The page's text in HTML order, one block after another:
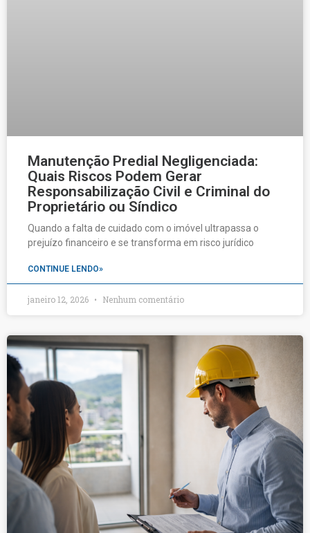
Manutenção Predial Negligenciada:
Quais Riscos Podem Gerar
Responsabilização Civil e Criminal do
Proprietário ou Síndico
Quando a falta de cuidado com o imóvel ultrapassa o
prejuízo financeiro e se transforma em risco jurídico
CONTINUE LENDO»
janeiro 12, 2026 Nenhum comentário